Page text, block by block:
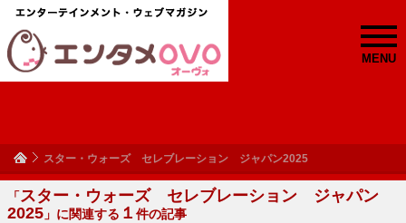
MENU
スター・ウォーズ セレブレーション ジャパン2025
「スター・ウォーズ セレブレーション ジャパン
2025 」に関連する １ 件の記事